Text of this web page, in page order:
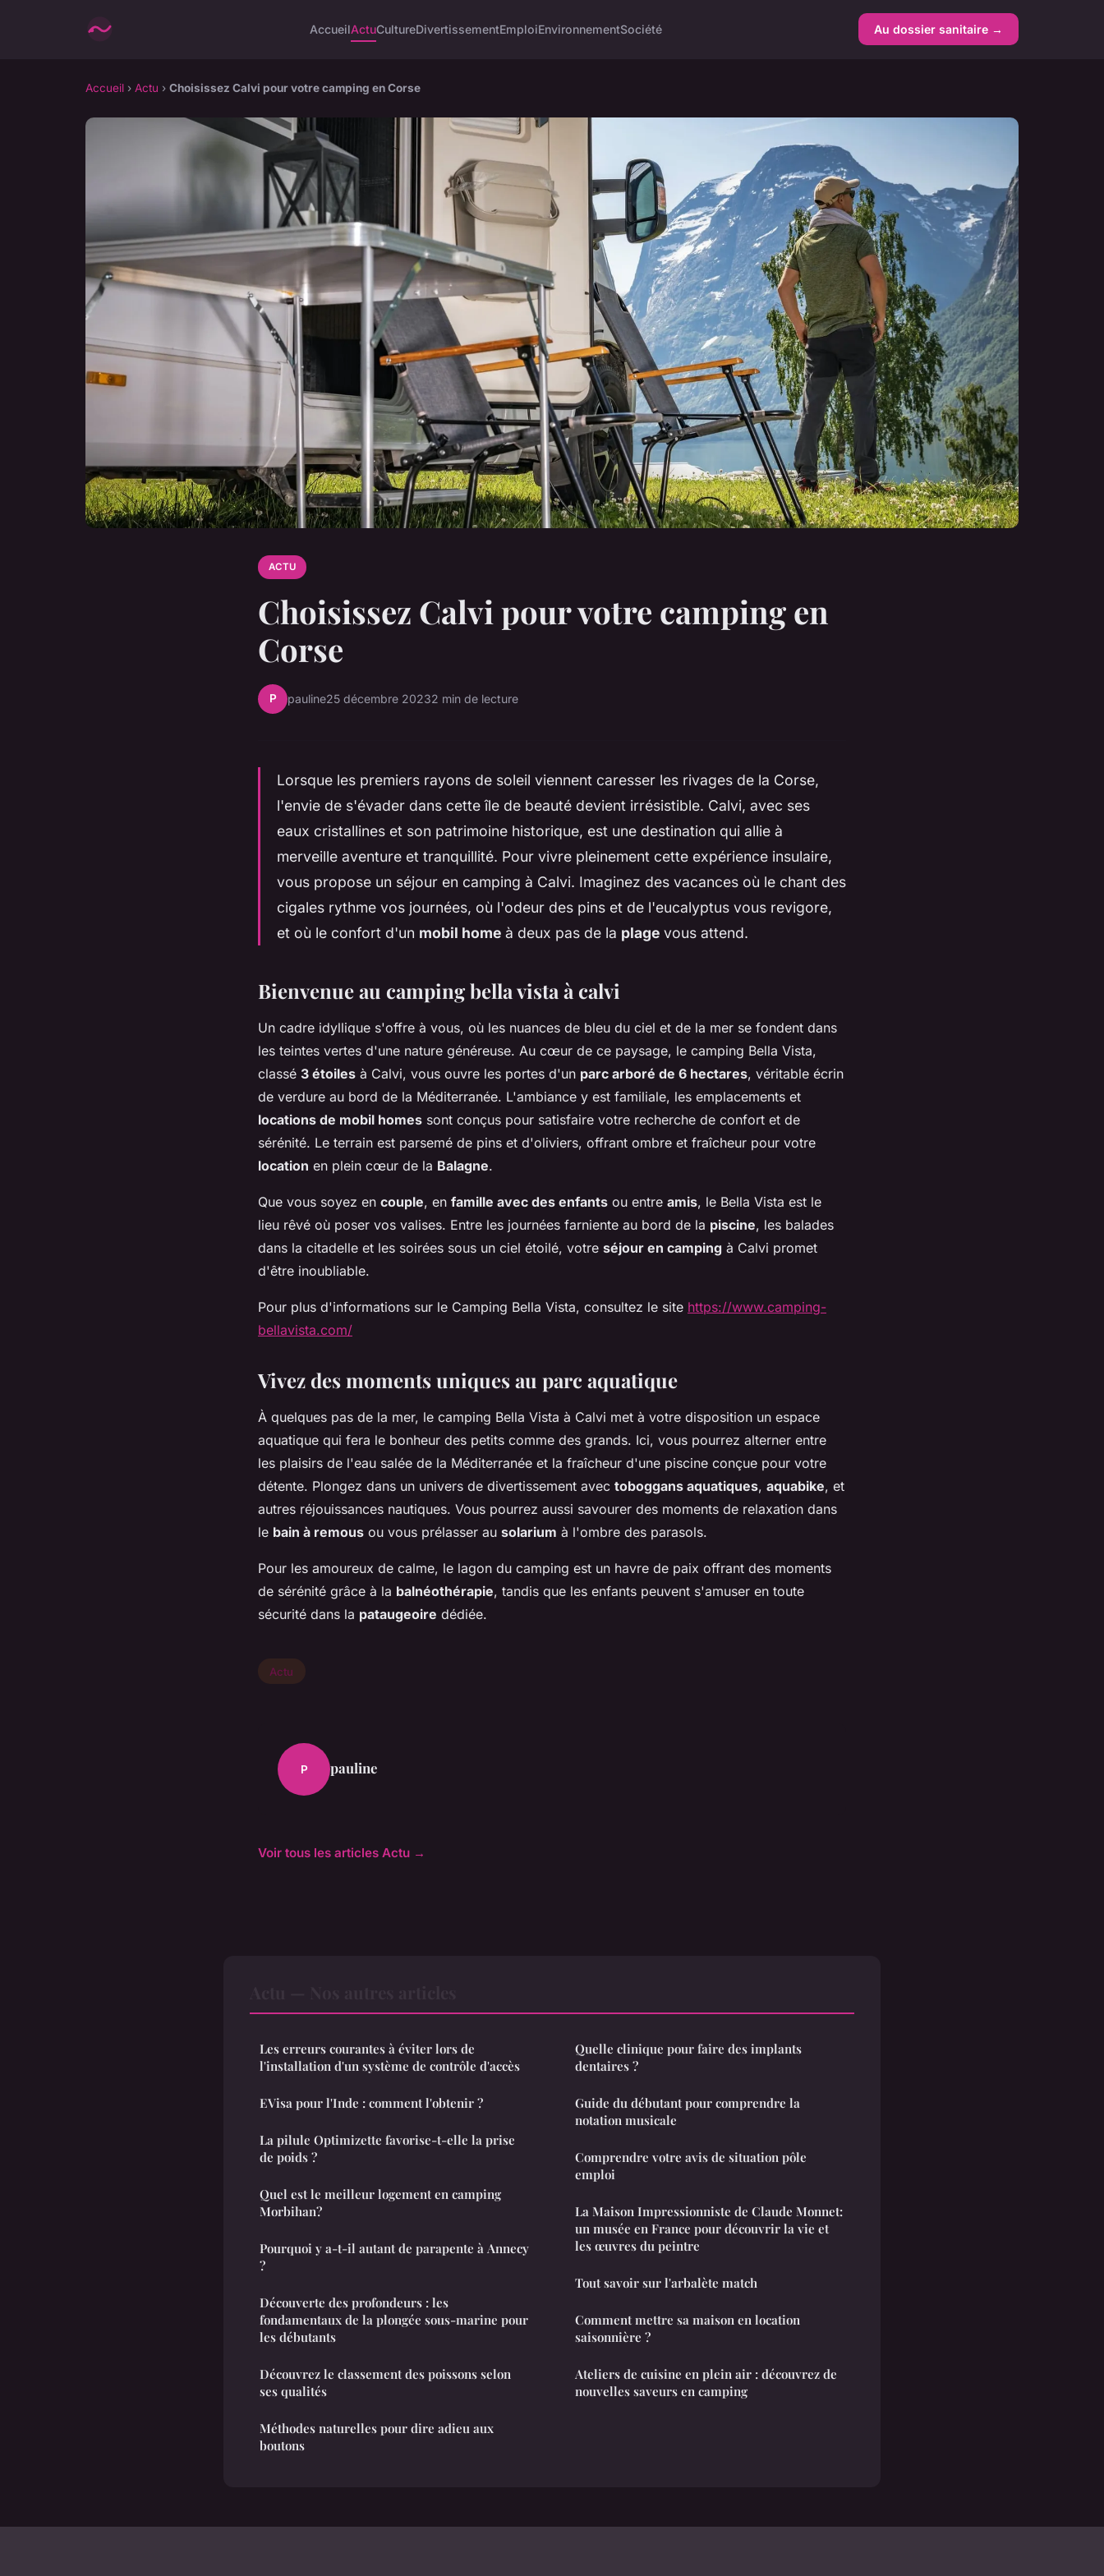
AccueilActuCultureDivertissementEmploiEnvironnementSociété Au dossier sanitaire →
Accueil › Actu › Choisissez Calvi pour votre camping en Corse
ACTU
Choisissez Calvi pour votre camping en
Corse
P pauline25 décembre 20232 min de lecture
Lorsque les premiers rayons de soleil viennent caresser les rivages de la Corse,
l'envie de s'évader dans cette île de beauté devient irrésistible. Calvi, avec ses
eaux cristallines et son patrimoine historique, est une destination qui allie à
merveille aventure et tranquillité. Pour vivre pleinement cette expérience insulaire,
vous propose un séjour en camping à Calvi. Imaginez des vacances où le chant des
cigales rythme vos journées, où l'odeur des pins et de l'eucalyptus vous revigore,
et où le confort d'un mobil home à deux pas de la plage vous attend.
Bienvenue au camping bella vista à calvi
Un cadre idyllique s'offre à vous, où les nuances de bleu du ciel et de la mer se fondent dans
les teintes vertes d'une nature généreuse. Au cœur de ce paysage, le camping Bella Vista,
classé 3 étoiles à Calvi, vous ouvre les portes d'un parc arboré de 6 hectares, véritable écrin
de verdure au bord de la Méditerranée. L'ambiance y est familiale, les emplacements et
locations de mobil homes sont conçus pour satisfaire votre recherche de confort et de
sérénité. Le terrain est parsemé de pins et d'oliviers, offrant ombre et fraîcheur pour votre
location en plein cœur de la Balagne.
Que vous soyez en couple, en famille avec des enfants ou entre amis, le Bella Vista est le
lieu rêvé où poser vos valises. Entre les journées farniente au bord de la piscine, les balades
dans la citadelle et les soirées sous un ciel étoilé, votre séjour en camping à Calvi promet
d'être inoubliable.
Pour plus d'informations sur le Camping Bella Vista, consultez le site https://www.camping-
bellavista.com/
Vivez des moments uniques au parc aquatique
À quelques pas de la mer, le camping Bella Vista à Calvi met à votre disposition un espace
aquatique qui fera le bonheur des petits comme des grands. Ici, vous pourrez alterner entre
les plaisirs de l'eau salée de la Méditerranée et la fraîcheur d'une piscine conçue pour votre
détente. Plongez dans un univers de divertissement avec toboggans aquatiques, aquabike, et
autres réjouissances nautiques. Vous pourrez aussi savourer des moments de relaxation dans
le bain à remous ou vous prélasser au solarium à l'ombre des parasols.
Pour les amoureux de calme, le lagon du camping est un havre de paix offrant des moments
de sérénité grâce à la balnéothérapie, tandis que les enfants peuvent s'amuser en toute
sécurité dans la pataugeoire dédiée.
Actu
P pauline
Voir tous les articles Actu →
Les erreurs courantes à éviter lors de
l'installation d'un système de contrôle d'accès
EVisa pour l'Inde : comment l'obtenir ?
La pilule Optimizette favorise-t-elle la prise
de poids ?
Quel est le meilleur logement en camping
Morbihan?
Pourquoi y a-t-il autant de parapente à Annecy
?
Découverte des profondeurs : les
fondamentaux de la plongée sous-marine pour
les débutants
Découvrez le classement des poissons selon
ses qualités
Méthodes naturelles pour dire adieu aux
boutons
Quelle clinique pour faire des implants
dentaires ?
Guide du débutant pour comprendre la
notation musicale
Comprendre votre avis de situation pôle
emploi
La Maison Impressionniste de Claude Monnet:
un musée en France pour découvrir la vie et
les œuvres du peintre
Tout savoir sur l'arbalète match
Comment mettre sa maison en location
saisonnière ?
Ateliers de cuisine en plein air : découvrez de
nouvelles saveurs en camping